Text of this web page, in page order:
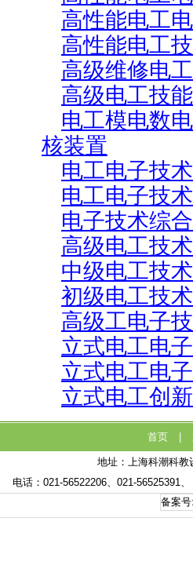
高性能电工
高性能电工
高级维修电
高级电工技
电工模电数
核装置
电工电子技
电工电子技
电子技术综
高级电工技
中级电工技
初级电工技
高级工电子
立式电工电
立式电工电
立式电工创
首页
地址：上海科潮科教
电话：021-56522206、021-56525391
备案